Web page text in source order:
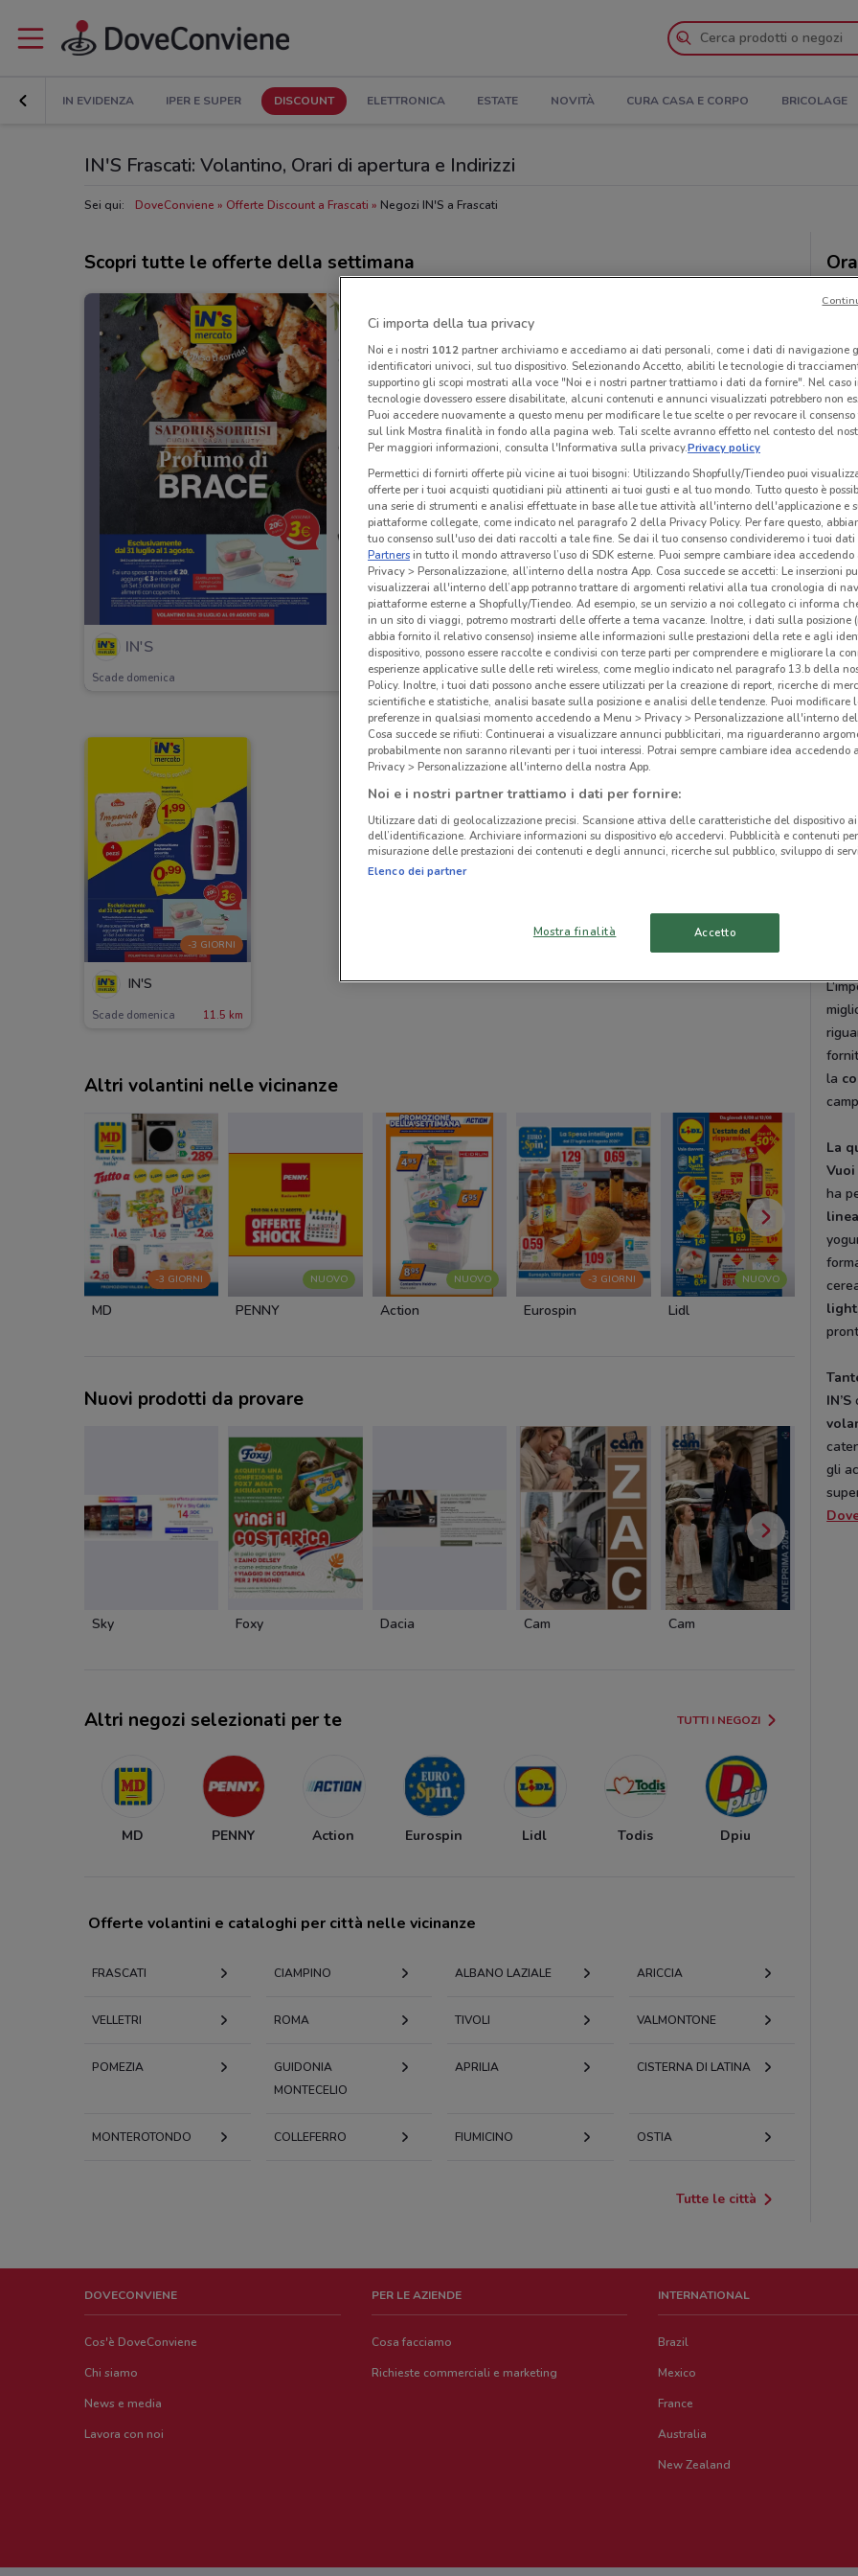
IN EVIDENZA IPER E SUPER DISCOUNT ELETTRONICA ESTATE NOVITÀ CURA CASA E CORPO BRICOLAGE
IN'S Frascati: Volantino, Orari di apertura e Indirizzi
Sei qui: DoveConviene Offerte Discount a Frascati Negozi IN'S a Frascati
Scopri tutte le offerte della settimana
IN'S
Scade domenica 6.2 km
-3 GIORNI
IN'S
Scade domenica 11.5 km
Altri volantini nelle vicinanze
-3 GIORNI
MD
NUOVO
PENNY
NUOVO
Action
-3 GIORNI
Eurospin
NUOVO
Lidl PENNY
Nuovi prodotti da provare
Sky Foxy Dacia Cam Cam
Altri negozi selezionati per te TUTTI I NEGOZI
MD PENNY Action Eurospin Lidl Todis Dpiu
Offerte volantini e cataloghi per città nelle vicinanze
FRASCATI CIAMPINO ALBANO LAZIALE ARICCIA
VELLETRI ROMA TIVOLI VALMONTONE
POMEZIA
GUIDONIA
MONTECELIO
APRILIA CISTERNA DI LATINA
MONTEROTONDO COLLEFERRO FIUMICINO OSTIA
Tutte le città
la
La
ha
light
IN’S
gli
DOVECONVIENE
Cos'è DoveConviene
Chi siamo
News e media
Lavora con noi
PER LE AZIENDE
Cosa facciamo
Richieste commerciali e marketing
INTERNATIONAL
Brazil
Mexico
France
Australia
New Zealand
Ci importa della tua privacy
Noi e i nostri 1012partner archiviamo e accediamo ai dati personali, come i dati di navigazione
identificatori univoci, sul tuo dispositivo. Selezionando Accetto, abiliti le tecnologie di
supportino gli scopi mostrati alla voce "Noi e i nostri partner trattiamo i dati da fornire". Nel caso
tecnologie dovessero essere disabilitate, alcuni contenuti e annunci visualizzati potrebbero non
Puoi accedere nuovamente a questo menu per modificare le tue scelte o per revocare il
sul link Mostra finalità in fondo alla pagina web. Tali scelte avranno effetto nel contesto del
Per maggiori informazioni, consulta l'Informativa sulla privacy.Privacy policy
Permettici di fornirti offerte più vicine ai tuoi bisogni: Utilizzando Shopfully/Tiendeo puoi
offerte per i tuoi acquisti quotidiani più attinenti ai tuoi gusti e al tuo mondo. Tutto questo è
una serie di strumenti e analisi effettuate in base alle tue attività all'interno dell'applicazione e
piattaforme collegate, come indicato nel paragrafo 2 della Privacy Policy. Per fare questo,
tuo consenso sull'uso dei dati raccolti a tale fine. Se dai il tuo consenso condivideremo i tuoi dati
Partnersin tutto il mondo attraverso l’uso di SDK esterne. Puoi sempre cambiare idea accedendo
Privacy > Personalizzazione, all’interno della nostra App. Cosa succede se accetti: Le inserzioni
visualizzerai all'interno dell’app potranno trattare di argomenti relativi alla tua cronologia di
piattaforme esterne a Shopfully/Tiendeo. Ad esempio, se un servizio a noi collegato ci informa
in un sito di viaggi, potremo mostrarti delle offerte a tema vacanze. Inoltre, i dati sulla posizione
abbia fornito il relativo consenso) insieme alle informazioni sulle prestazioni della rete e agli
dispositivo, possono essere raccolte e condivisi con terze parti per comprendere e migliorare la
esperienze applicative sulle delle reti wireless, come meglio indicato nel paragrafo 13.b della
Policy. Inoltre, i tuoi dati possono anche essere utilizzati per la creazione di report, ricerche di
scientifiche e statistiche, analisi basate sulla posizione e analisi delle tendenze. Puoi modificare
preferenze in qualsiasi momento accedendo a Menu > Privacy > Personalizzazione all'interno
Cosa succede se rifiuti: Continuerai a visualizzare annunci pubblicitari, ma riguarderanno
probabilmente non saranno rilevanti per i tuoi interessi. Potrai sempre cambiare idea accedendo
Privacy > Personalizzazione all'interno della nostra App.
Noi e i nostri partner trattiamo i dati per fornire:
Utilizzare dati di geolocalizzazione precisi. Scansione attiva delle caratteristiche del dispositivo
dell’identificazione. Archiviare informazioni su dispositivo e/o accedervi. Pubblicità e contenuti
misurazione delle prestazioni dei contenuti e degli annunci, ricerche sul pubblico, sviluppo di
Elenco dei partner
Mostra finalità Accetto